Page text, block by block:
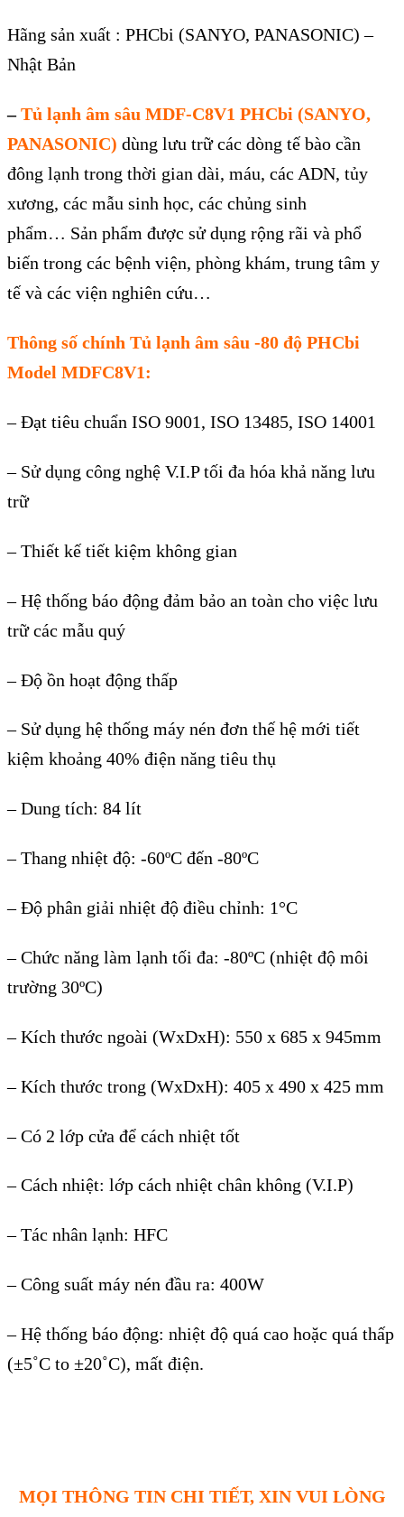
Hãng sản xuất : PHCbi (SANYO, PANASONIC) –
Nhật Bản
–Tủ lạnh âm sâu MDF-C8V1 PHCbi (SANYO,
PANASONIC) dùng lưu trữ các dòng tế bào cần
đông lạnh trong thời gian dài, máu, các ADN, tủy
xương, các mẫu sinh học, các chủng sinh
phẩm… Sản phẩm được sử dụng rộng rãi và phổ
biến trong các bệnh viện, phòng khám, trung tâm y
tế và các viện nghiên cứu…
Thông số chính Tủ lạnh âm sâu -80 độ PHCbi
Model MDFC8V1:
– Đạt tiêu chuẩn ISO 9001, ISO 13485, ISO 14001
– Sử dụng công nghệ V.I.P tối đa hóa khả năng lưu
trữ
– Thiết kế tiết kiệm không gian
– Hệ thống báo động đảm bảo an toàn cho việc lưu
trữ các mẫu quý
– Độ ồn hoạt động thấp
– Sử dụng hệ thống máy nén đơn thế hệ mới tiết
kiệm khoảng 40% điện năng tiêu thụ
– Dung tích: 84 lít
– Thang nhiệt độ: -60ºC đến -80ºC
– Độ phân giải nhiệt độ điều chỉnh: 1°C
– Chức năng làm lạnh tối đa: -80ºC (nhiệt độ môi
trường 30ºC)
– Kích thước ngoài (WxDxH): 550 x 685 x 945mm
– Kích thước trong (WxDxH): 405 x 490 x 425 mm
– Có 2 lớp cửa để cách nhiệt tốt
– Cách nhiệt: lớp cách nhiệt chân không (V.I.P)
– Tác nhân lạnh: HFC
– Công suất máy nén đầu ra: 400W
– Hệ thống báo động: nhiệt độ quá cao hoặc quá thấp
(±5˚C to ±20˚C), mất điện.
MỌI THÔNG TIN CHI TIẾT, XIN VUI LÒNG